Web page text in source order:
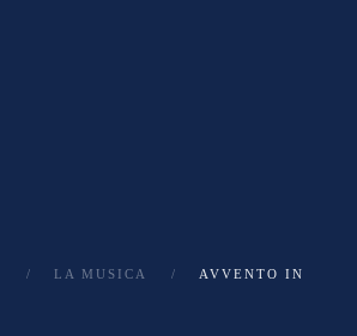
LA MUSICA
AVVENTO IN